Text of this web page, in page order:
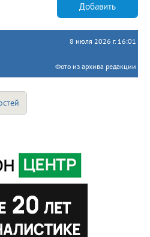
Добавить
8 июля 2026 г. 16:01
Фото из архива редакции